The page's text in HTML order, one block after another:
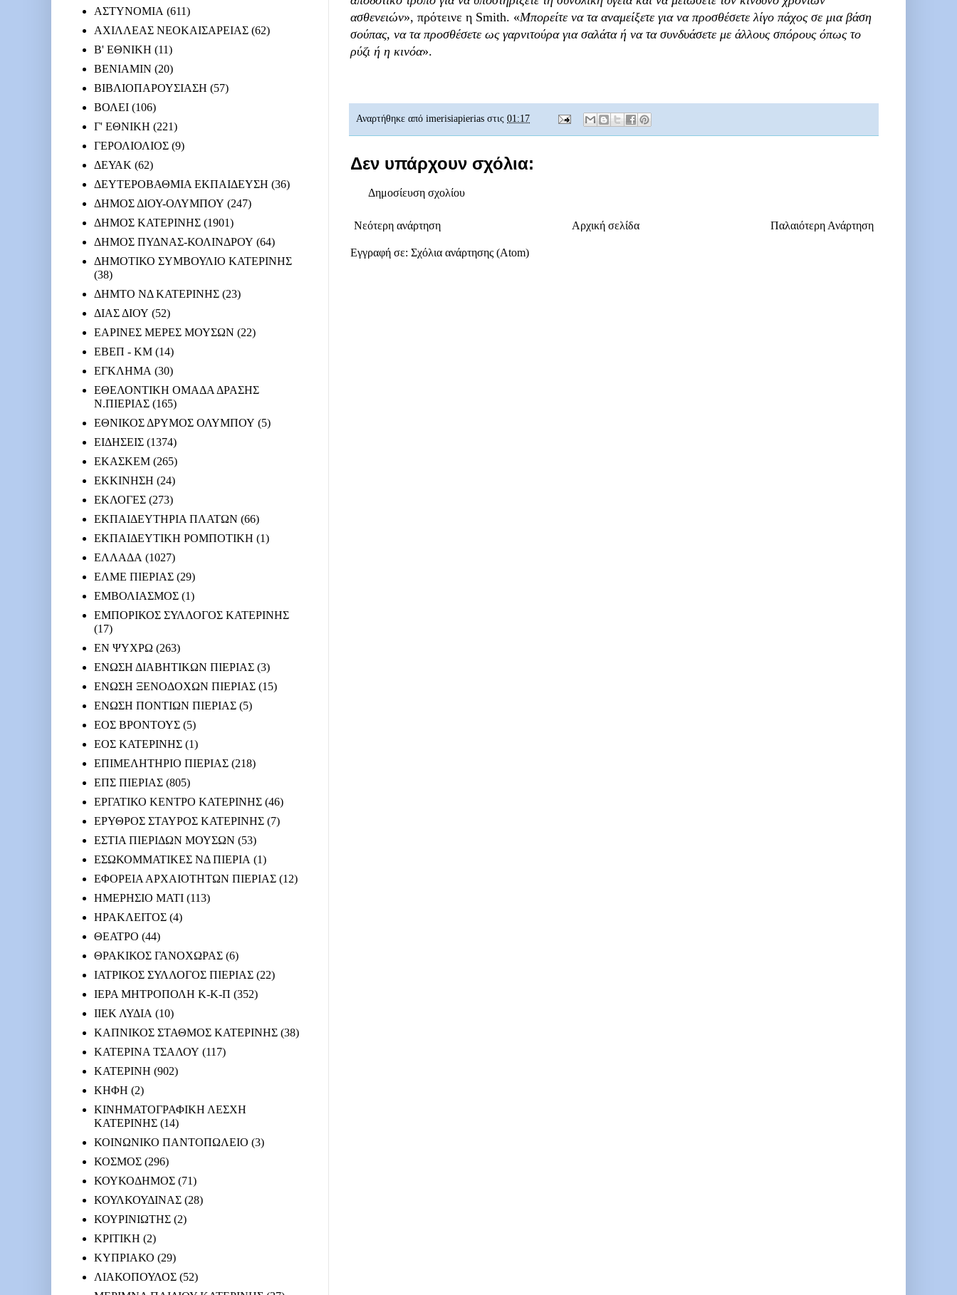
ασθενειών», πρότεινε η Smith. «Μπορείτε να τα αναμείξετε για να προσθέσετε λίγο πάχος σε μια βάση
σούπας, να τα προσθέσετε ως γαρνιτούρα για σαλάτα ή να τα συνδυάσετε με άλλους σπόρους όπως το
ρύζι ή η κινόα».
Αναρτήθηκε από imerisiapierias στις 01:17
Δεν υπάρχουν σχόλια:
Δημοσίευση σχολίου
Νεότερη ανάρτηση Παλαιότερη Ανάρτηση
Αρχική σελίδα
Εγγραφή σε: Σχόλια ανάρτησης (Atom)
ΑΣΤΥΝΟΜΙΑ (611)
ΑΧΙΛΛΕΑΣ ΝΕΟΚΑΙΣΑΡΕΙΑΣ (62)
Β' ΕΘΝΙΚΗ (11)
ΒΕΝΙΑΜΙΝ (20)
ΒΙΒΛΙΟΠΑΡΟΥΣΙΑΣΗ (57)
ΒΟΛΕΙ (106)
Γ' ΕΘΝΙΚΗ (221)
ΓΕΡΟΛΙΟΛΙΟΣ (9)
ΔΕΥΑΚ (62)
ΔΕΥΤΕΡΟΒΑΘΜΙΑ ΕΚΠΑΙΔΕΥΣΗ (36)
ΔΗΜΟΣ ΔΙΟΥ-ΟΛΥΜΠΟΥ (247)
ΔΗΜΟΣ ΚΑΤΕΡΙΝΗΣ (1901)
ΔΗΜΟΣ ΠΥΔΝΑΣ-ΚΟΛΙΝΔΡΟΥ (64)
ΔΗΜΟΤΙΚΟ ΣΥΜΒΟΥΛΙΟ ΚΑΤΕΡΙΝΗΣ
(38)
ΔΗΜΤΟ ΝΔ ΚΑΤΕΡΙΝΗΣ (23)
ΔΙΑΣ ΔΙΟΥ (52)
ΕΑΡΙΝΕΣ ΜΕΡΕΣ ΜΟΥΣΩΝ (22)
ΕΒΕΠ - ΚΜ (14)
ΕΓΚΛΗΜΑ (30)
ΕΘΕΛΟΝΤΙΚΗ ΟΜΑΔΑ ΔΡΑΣΗΣ
Ν.ΠΙΕΡΙΑΣ (165)
ΕΘΝΙΚΟΣ ΔΡΥΜΟΣ ΟΛΥΜΠΟΥ (5)
ΕΙΔΗΣΕΙΣ (1374)
ΕΚΑΣΚΕΜ (265)
ΕΚΚΙΝΗΣΗ (24)
ΕΚΛΟΓΕΣ (273)
ΕΚΠΑΙΔΕΥΤΗΡΙΑ ΠΛΑΤΩΝ (66)
ΕΚΠΑΙΔΕΥΤΙΚΗ ΡΟΜΠΟΤΙΚΗ (1)
ΕΛΛΑΔΑ (1027)
ΕΛΜΕ ΠΙΕΡΙΑΣ (29)
ΕΜΒΟΛΙΑΣΜΟΣ (1)
ΕΜΠΟΡΙΚΟΣ ΣΥΛΛΟΓΟΣ ΚΑΤΕΡΙΝΗΣ
(17)
ΕΝ ΨΥΧΡΩ (263)
ΕΝΩΣΗ ΔΙΑΒΗΤΙΚΩΝ ΠΙΕΡΙΑΣ (3)
ΕΝΩΣΗ ΞΕΝΟΔΟΧΩΝ ΠΙΕΡΙΑΣ (15)
ΕΝΩΣΗ ΠΟΝΤΙΩΝ ΠΙΕΡΙΑΣ (5)
ΕΟΣ ΒΡΟΝΤΟΥΣ (5)
ΕΟΣ ΚΑΤΕΡΙΝΗΣ (1)
ΕΠΙΜΕΛΗΤΗΡΙΟ ΠΙΕΡΙΑΣ (218)
ΕΠΣ ΠΙΕΡΙΑΣ (805)
ΕΡΓΑΤΙΚΟ ΚΕΝΤΡΟ ΚΑΤΕΡΙΝΗΣ (46)
ΕΡΥΘΡΟΣ ΣΤΑΥΡΟΣ ΚΑΤΕΡΙΝΗΣ (7)
ΕΣΤΙΑ ΠΙΕΡΙΔΩΝ ΜΟΥΣΩΝ (53)
ΕΣΩΚΟΜΜΑΤΙΚΕΣ ΝΔ ΠΙΕΡΙΑ (1)
ΕΦΟΡΕΙΑ ΑΡΧΑΙΟΤΗΤΩΝ ΠΙΕΡΙΑΣ (12)
ΗΜΕΡΗΣΙΟ ΜΑΤΙ (113)
ΗΡΑΚΛΕΙΤΟΣ (4)
ΘΕΑΤΡΟ (44)
ΘΡΑΚΙΚΟΣ ΓΑΝΟΧΩΡΑΣ (6)
ΙΑΤΡΙΚΟΣ ΣΥΛΛΟΓΟΣ ΠΙΕΡΙΑΣ (22)
ΙΕΡΑ ΜΗΤΡΟΠΟΛΗ Κ-Κ-Π (352)
ΙΙΕΚ ΛΥΔΙΑ (10)
ΚΑΠΝΙΚΟΣ ΣΤΑΘΜΟΣ ΚΑΤΕΡΙΝΗΣ (38)
ΚΑΤΕΡΙΝΑ ΤΣΑΛΟΥ (117)
ΚΑΤΕΡΙΝΗ (902)
ΚΗΦΗ (2)
ΚΙΝΗΜΑΤΟΓΡΑΦΙΚΗ ΛΕΣΧΗ
ΚΑΤΕΡΙΝΗΣ (14)
ΚΟΙΝΩΝΙΚΟ ΠΑΝΤΟΠΩΛΕΙΟ (3)
ΚΟΣΜΟΣ (296)
ΚΟΥΚΟΔΗΜΟΣ (71)
ΚΟΥΛΚΟΥΔΙΝΑΣ (28)
ΚΟΥΡΙΝΙΩΤΗΣ (2)
ΚΡΙΤΙΚΗ (2)
ΚΥΠΡΙΑΚΟ (29)
ΛΙΑΚΟΠΟΥΛΟΣ (52)